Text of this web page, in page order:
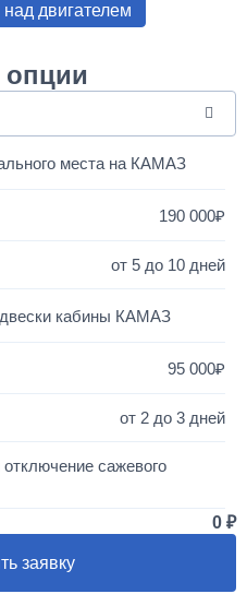
двигателем
места на КАМАЗ
190 000
от 5 до 10 дней
кабины КАМАЗ
95 000
от 2 до 3 дней
сажевого
50 000
0
заявку